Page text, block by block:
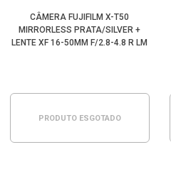
CÂMERA FUJIFILM X-T50
MIRRORLESS PRATA/SILVER +
LENTE XF 16-50MM F/2.8-4.8 R LM
PRODUTO ESGOTADO